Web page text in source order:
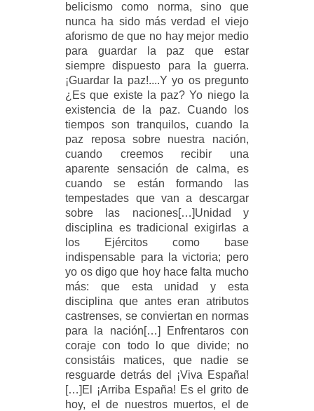
belicismo como norma, sino que
nunca ha sido más verdad el viejo
aforismo de que no hay mejor medio
para guardar la paz que estar
siempre dispuesto para la guerra.
¡Guardar la paz!....Y yo os pregunto
¿Es que existe la paz? Yo niego la
existencia de la paz.
Cuando los
tiempos son tranquilos, cuando la
paz reposa sobre nuestra nación,
cuando creemos recibir una
aparente sensación de calma, es
cuando
se están formando las
tempestades que van a descargar
sobre las naciones[…]Unidad y
disciplina es tradicional exigirlas a
los Ejércitos como base
indispensable para la victoria; pero
yo os digo que hoy hace falta mucho
más: que
esta unidad y esta
disciplina que antes eran atributos
castrenses, se conviertan en normas
para la nación[…]
Enfrentaros con
coraje con todo lo que divide; no
consistáis matices, que nadie se
resguarde detrás del ¡Viva España!
[…] El ¡Arriba España! Es el grito de
hoy, el de nuestros muertos, el de